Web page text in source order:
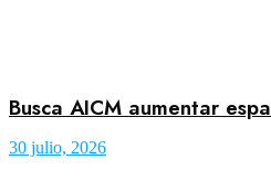
Busca AICM aumentar
30 julio, 2026